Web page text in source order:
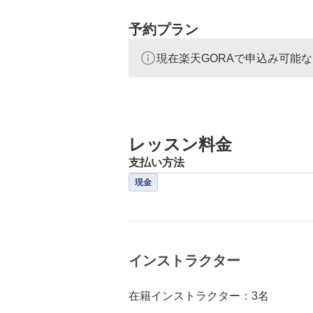
予約プラン
現在楽天GORAで申込み可能
レッスン料金
支払い方法
現金
インストラクター
在籍インストラクター：3名